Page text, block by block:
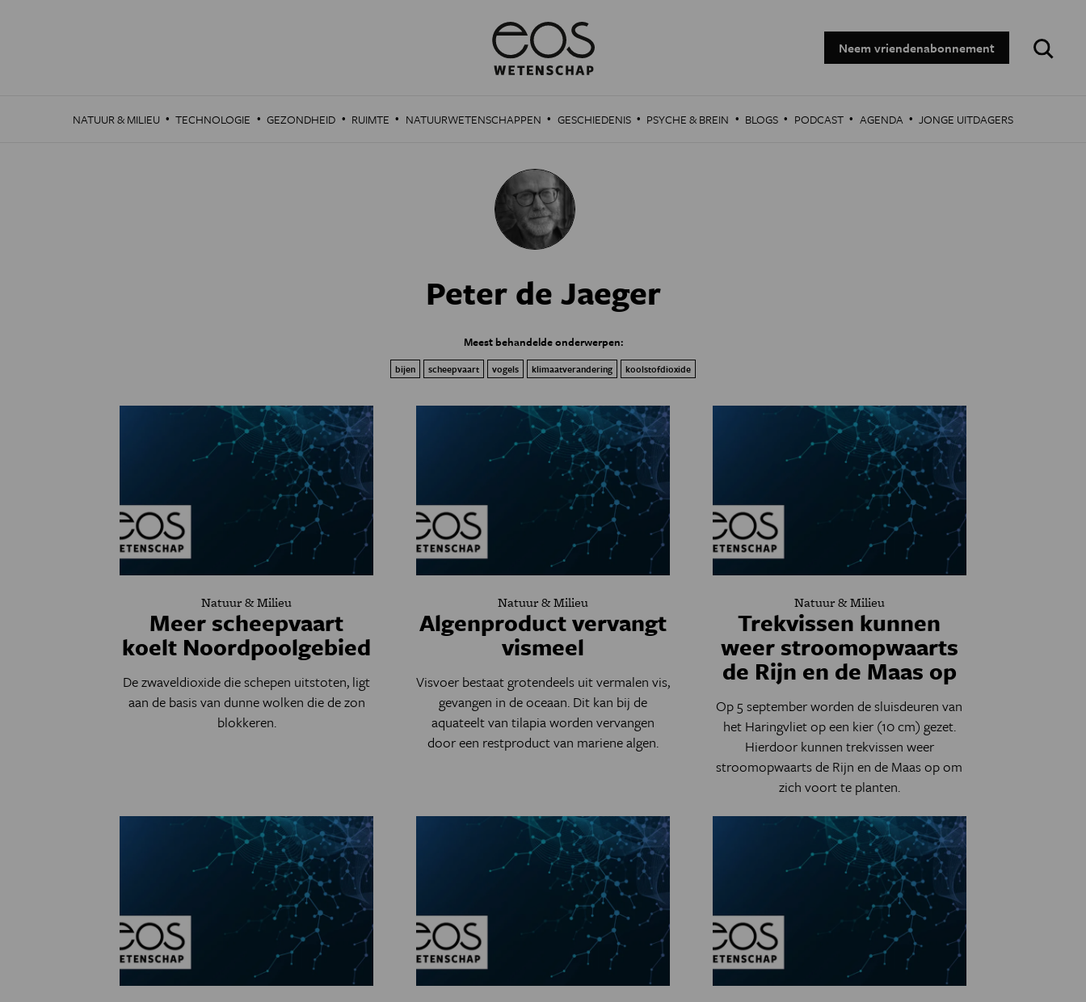
Neem vriendenabonnement
Zoeken:
NATUUR & MILIEU · TECHNOLOGIE · GEZONDHEID · RUIMTE · NATUURWETENSCHAPPEN · GESCHIEDENIS · PSYCHE & BREIN · BLOGS · PODCAST · AGENDA · JONGE UITDAGERS
Peter de Jaeger
Meest behandelde onderwerpen:
bijen scheepvaart vogels klimaatverandering koolstofdioxide
Natuur & Milieu
Meer scheepvaart
koelt Noordpoolgebied
De zwaveldioxide die schepen uitstoten, ligt
aan de basis van dunne wolken die de zon
blokkeren.
Natuur & Milieu
Algenproduct vervangt
vismeel
Visvoer bestaat grotendeels uit vermalen vis,
gevangen in de oceaan. Dit kan bij de
aquateelt van tilapia worden vervangen
door een restproduct van mariene algen.
Natuur & Milieu
Trekvissen kunnen
weer stroomopwaarts
de Rijn en de Maas op
Op 5 september worden de sluisdeuren van
het Haringvliet op een kier (10 cm) gezet.
Hierdoor kunnen trekvissen weer
stroomopwaarts de Rijn en de Maas op om
zich voort te planten.